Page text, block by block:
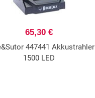
65,30 €
447441 Akkustrahler
1500 LED